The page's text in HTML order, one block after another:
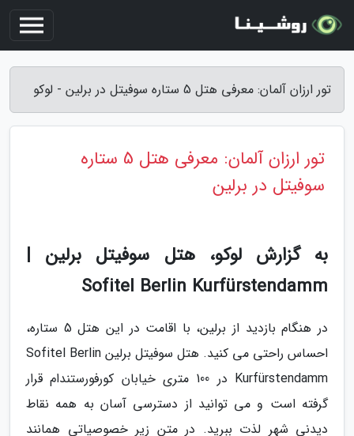
تور ارزان آلمان: معرفی هتل 5 ستاره سوفیتل در برلین - لوکو
تور ارزان آلمان: معرفی هتل 5 ستاره
سوفیتل در برلین
به گزارش لوکو، هتل سوفیتل برلین |
Sofitel Berlin Kurfürstendamm
در هنگام بازدید از برلین، با اقامت در این هتل 5 ستاره،
احساس راحتی می کنید. هتل سوفیتل برلین Sofitel Berlin
Kurfürstendamm در 100 متری خیابان کورفورستندام قرار
گرفته است و می توانید از دسترسی آسان به همه نقاط
دیدنی شهر لذت ببرید. در متن زیر خصوصیاتی همانند